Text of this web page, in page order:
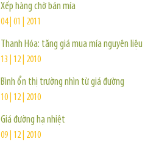
Xếp hàng chờ bán mía
04 | 01 | 2011
Thanh Hóa: tăng giá mua mía nguyên liệu
13 | 12 | 2010
Bình ổn thị trường nhìn từ giá đường
10 | 12 | 2010
Giá đường hạ nhiệt
09 | 12 | 2010